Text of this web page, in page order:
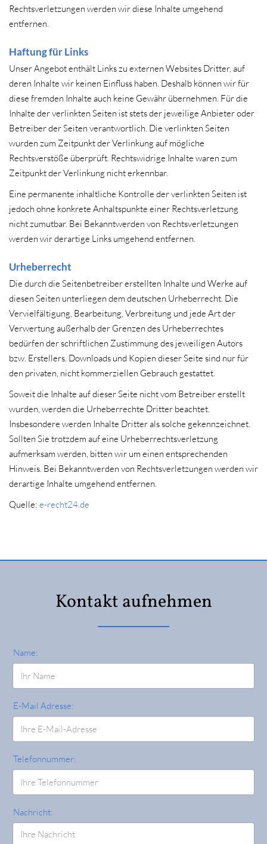
Rechtsverletzungen werden wir diese Inhalte umgehend
entfernen.
Haftung für Links
Unser Angebot enthält Links zu externen Websites Dritter, auf
deren Inhalte wir keinen Einfluss haben. Deshalb können wir für
diese fremden Inhalte auch keine Gewähr übernehmen. Für die
Inhalte der verlinkten Seiten ist stets der jeweilige Anbieter oder
Betreiber der Seiten verantwortlich. Die verlinkten Seiten
wurden zum Zeitpunkt der Verlinkung auf mögliche
Rechtsverstöße überprüft. Rechtswidrige Inhalte waren zum
Zeitpunkt der Verlinkung nicht erkennbar.
Eine permanente inhaltliche Kontrolle der verlinkten Seiten ist
jedoch ohne konkrete Anhaltspunkte einer Rechtsverletzung
nicht zumutbar. Bei Bekanntwerden von Rechtsverletzungen
werden wir derartige Links umgehend entfernen.
Urheberrecht
Die durch die Seitenbetreiber erstellten Inhalte und Werke auf
diesen Seiten unterliegen dem deutschen Urheberrecht. Die
Vervielfältigung, Bearbeitung, Verbreitung und jede Art der
Verwertung außerhalb der Grenzen des Urheberrechtes
bedürfen der schriftlichen Zustimmung des jeweiligen Autors
bzw. Erstellers. Downloads und Kopien dieser Seite sind nur für
den privaten, nicht kommerziellen Gebrauch gestattet.
Soweit die Inhalte auf dieser Seite nicht vom Betreiber erstellt
wurden, werden die Urheberrechte Dritter beachtet.
Insbesondere werden Inhalte Dritter als solche gekennzeichnet.
Sollten Sie trotzdem auf eine Urheberrechtsverletzung
aufmerksam werden, bitten wir um einen entsprechenden
Hinweis. Bei Bekanntwerden von Rechtsverletzungen werden wir
derartige Inhalte umgehend entfernen.
Quelle: e-recht24.de
Kontakt aufnehmen
Name:
E-Mail Adresse:
Telefonnummer:
Nachricht: